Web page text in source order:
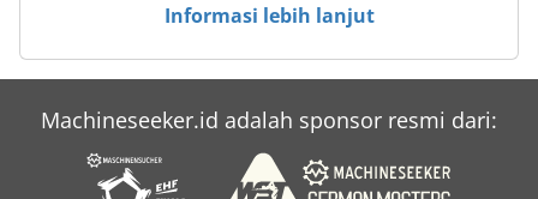
Informasi lebih lanjut
Machineseeker.id adalah sponsor resmi dari: